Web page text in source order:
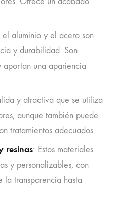
aluminio y el acero son
y durabilidad. Son
aportan una apariencia
y atractiva que se utiliza
aunque también puede
tratamientos adecuados.
resinas: Estos materiales
y personalizables, con
la transparencia hasta